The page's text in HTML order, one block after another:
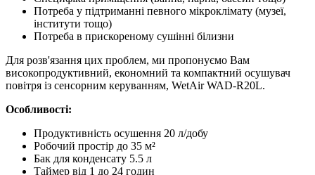
Потреба у підтриманні певного мікроклімату (музеї,
інститути тощо)
Потреба в прискореному сушінні білизни
Для розв'язання цих проблем, ми пропонуємо Вам
високопродуктивний, економний та компактний осушувач
повітря із сенсорним керуванням, WetAir WAD-R20L.
Особливості:
Продуктивність осушення 20 л/добу
Робочий простір до 35 м²
Бак для конденсату 5.5 л
Таймер від 1 до 24 годин